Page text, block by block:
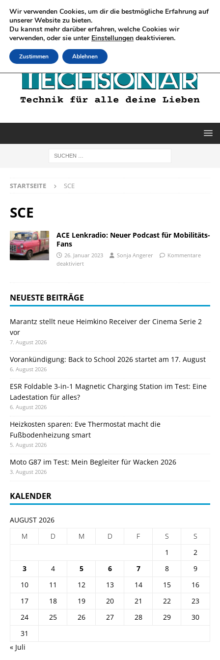
STARTSEITE SCE
SCE
ACE Lenkradio: Neuer Podcast für Mobilitäts-
Fans
26. Januar 2023 Sonja Angerer
Kommentare
deaktiviert
NEUESTE BEITRÄGE
Marantz stellt neue Heimkino Receiver der Cinema Serie 2
vor
7. August 2026
Vorankündigung: Back to School 2026 startet am 17. August
6. August 2026
ESR Foldable 3-in-1 Magnetic Charging Station im Test: Eine
Ladestation für alles?
6. August 2026
Heizkosten sparen: Eve Thermostat macht die
Fußbodenheizung smart
5. August 2026
Moto G87 im Test: Mein Begleiter für Wacken 2026
3. August 2026
KALENDER
AUGUST 2026
M
D M D F S
S
1
2
3
4 5 6 7 8
9
10
11 12 13 14 15
16
17
18 19 20 21 22
23
24
25 26 27 28 29
30
31
« Juli
Wir verwenden Cookies, um dir die bestmögliche Erfahrung auf
unserer Website zu bieten.
Du kannst mehr darüber erfahren, welche Cookies wir
verwenden, oder sie unter Einstellungen deaktivieren.
Zustimmen Ablehnen